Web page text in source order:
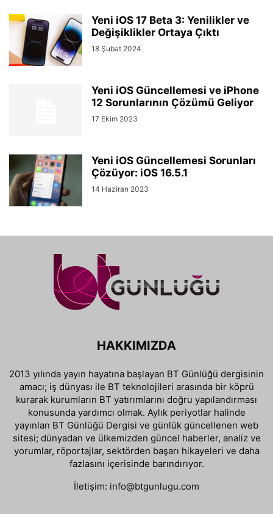
Yeni iOS 17 Beta 3: Yenilikler ve
Değişiklikler Ortaya Çıktı
18 Şubat 2024
Yeni iOS Güncellemesi ve iPhone
12 Sorunlarının Çözümü Geliyor
17 Ekim 2023
Yeni iOS Güncellemesi Sorunları
Çözüyor: iOS 16.5.1
14 Haziran 2023
HAKKIMIZDA
2013 yılında yayın hayatına başlayan BT Günlüğü dergisinin
amacı; iş dünyası ile BT teknolojileri arasında bir köprü
kurarak kurumların BT yatırımlarını doğru yapılandırması
konusunda yardımcı olmak. Aylık periyotlar halinde
yayınlan BT Günlüğü Dergisi ve günlük güncellenen web
sitesi; dünyadan ve ülkemizden güncel haberler, analiz ve
yorumlar, röportajlar, sektörden başarı hikayeleri ve daha
fazlasını içerisinde barındırıyor.
İletişim: info@btgunlugu.com